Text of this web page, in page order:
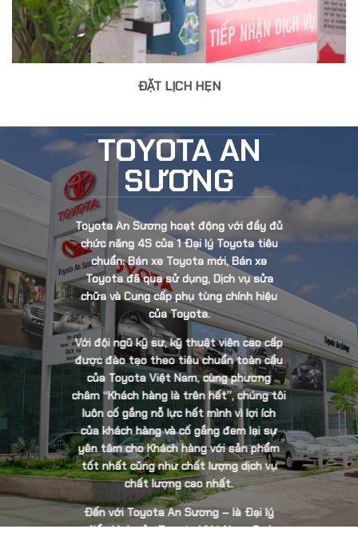
ĐẶT LỊCH HẸN
TOYOTA AN
SƯƠNG
Toyota An Sương hoạt động với đầy đủ
chức năng 4S của 1 Đại lý Toyota tiêu
chuẩn: Bán xe Toyota mới, Bán xe
Toyota đã qua sử dụng, Dịch vụ sửa
chữa và Cung cấp phụ tùng chính hiệu
của Toyota.
Với đội ngũ kỹ sư, kỹ thuật viên cao cấp
được đào tạo theo tiêu chuẩn toàn cầu
của Toyota Việt Nam, cùng phương
châm “Khách hàng là trên hết”, chúng tôi
luôn cố gắng nỗ lực hết mình vì lợi ích
của khách hàng và cố gắng đem lại sự
yên tâm cho Khách hàng với sản phẩm
tốt nhất cũng như chất lượng dịch vụ
chất lượng cao nhất.
Đến với Toyota An Sương – là Đại lý
điển hình của Toyota Việt Nam, Quý